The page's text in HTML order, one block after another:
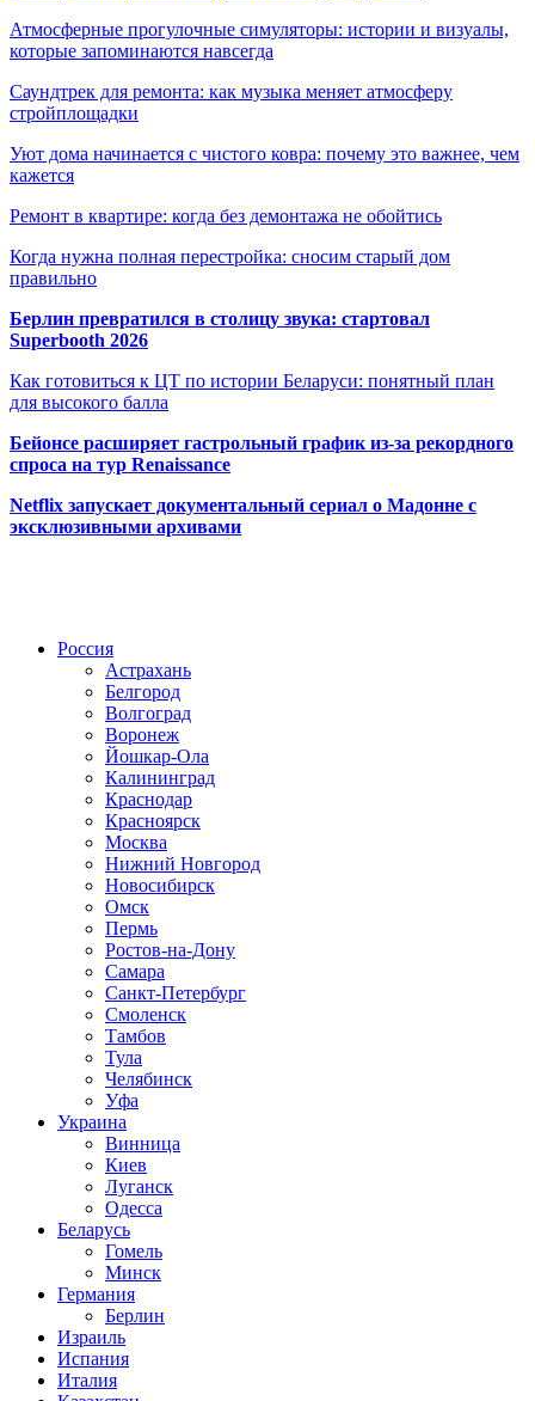
Атмосферные прогулочные симуляторы: истории и визуалы,
которые запоминаются навсегда
Саундтрек для ремонта: как музыка меняет атмосферу
стройплощадки
Уют дома начинается с чистого ковра: почему это важнее, чем
кажется
Ремонт в квартире: когда без демонтажа не обойтись
Когда нужна полная перестройка: сносим старый дом
правильно
Берлин превратился в столицу звука: стартовал
Superbooth 2026
Как готовиться к ЦТ по истории Беларуси: понятный план
для высокого балла
Бейонсе расширяет гастрольный график из-за рекордного
спроса на тур Renaissance
Netflix запускает документальный сериал о Мадонне с
эксклюзивными архивами
Россия
Астрахань
Белгород
Волгоград
Воронеж
Йошкар-Ола
Калининград
Краснодар
Красноярск
Москва
Нижний Новгород
Новосибирск
Омск
Пермь
Ростов-на-Дону
Самара
Санкт-Петербург
Смоленск
Тамбов
Тула
Челябинск
Уфа
Украина
Винница
Киев
Луганск
Одесса
Беларусь
Гомель
Минск
Германия
Берлин
Израиль
Испания
Италия